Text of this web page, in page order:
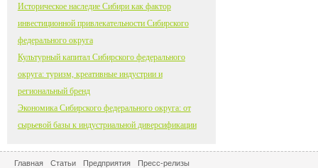
Историческое наследие Сибири как фактор
инвестиционной привлекательности Сибирского
федерального округа
Культурный капитал Сибирского федерального
округа: туризм, креативные индустрии и
региональный бренд
Экономика Сибирского федерального округа: от
сырьевой базы к индустриальной диверсификации
Главная Статьи Предприятия Пресс-релизы